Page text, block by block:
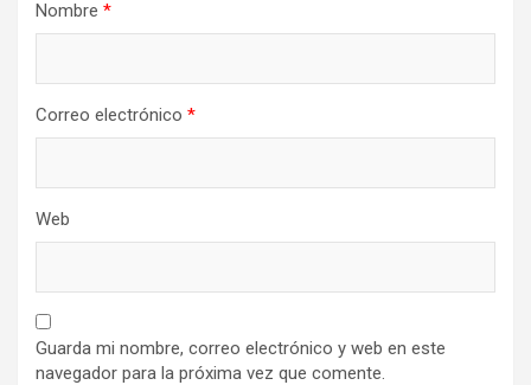
Nombre *
Correo electrónico *
Web
Guarda mi nombre, correo electrónico y web en este
navegador para la próxima vez que comente.